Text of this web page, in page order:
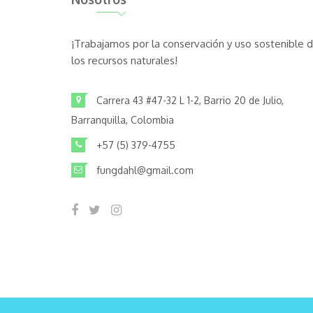
¡Trabajamos por la conservación y uso sostenible
los recursos naturales!
Carrera 43 #47-32 L 1-2, Barrio 20 de Julio,
Barranquilla, Colombia
+57 (5) 379-4755
fungdahl@gmail.com